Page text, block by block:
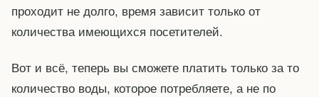
проходит не долго, время зависит только от
количества имеющихся посетителей.
Вот и всё, теперь вы сможете платить только за то
количество воды, которое потребляете, а не по